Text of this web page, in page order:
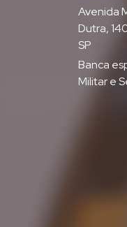
Avenida
Dutra,
SP
Banca
Militar e